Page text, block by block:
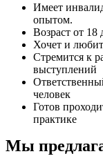
Имеет
опытом.
Возраст от 18
Хочет и
Стремится к
выступлений
человек
Готов
практике
Мы